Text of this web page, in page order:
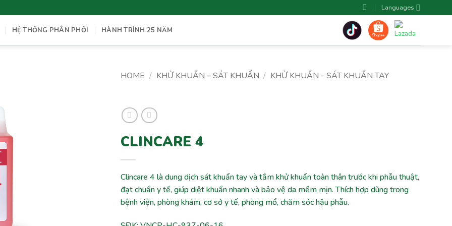
Languages
HỆ THỐNG PHÂN PHỐI HÀNH TRÌNH 25 NĂM
HOME / KHỬ KHUẨN – SÁT KHUẨN / KHỬ KHUẨN - SÁT KHUẨN TAY
CLINCARE 4
Clincare 4 là dung dịch sát khuẩn tay và tắm khử khuẩn toàn thân trước khi phẫu thuật,
đạt chuẩn y tế, giúp diệt khuẩn nhanh và bảo vệ da mềm mịn. Thích hợp dùng trong
bệnh viện, phòng khám, cơ sở y tế, phòng mổ, chăm sóc hậu phẫu.